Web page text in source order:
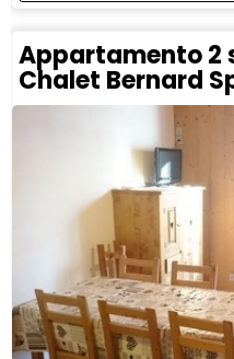
Appartamento 2
Chalet Bernard